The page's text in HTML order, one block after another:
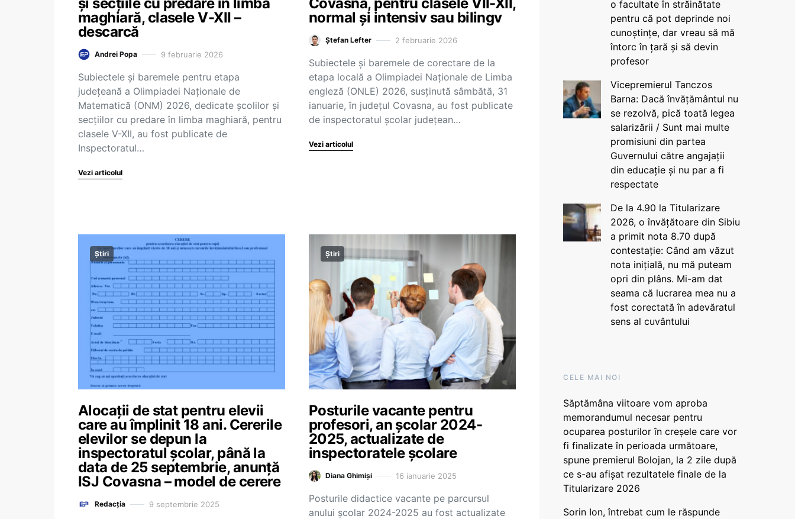
maghiară, clasele V-XII –
descarcă
Andrei Popa 9 februarie 2026
Subiectele și baremele pentru etapa
județeană a Olimpiadei Naționale de
Matematică (ONM) 2026, dedicate școlilor și
secțiilor cu predare în limba maghiară, pentru
clasele V-XII, au fost publicate de
Inspectoratul…
Vezi articolul
normal și intensiv sau bilingv
Ștefan Lefter 2 februarie 2026
Subiectele și baremele de corectare de la
etapa locală a Olimpiadei Naționale de Limba
engleză (ONLE) 2026, susținută sâmbătă, 31
ianuarie, în județul Covasna, au fost publicate
de inspectoratul școlar județean…
Vezi articolul
Știri
Alocații de stat pentru elevii
care au împlinit 18 ani. Cererile
elevilor se depun la
inspectoratul școlar, până la
data de 25 septembrie, anunță
ISJ Covasna – model de cerere
Redacția 9 septembrie 2025
Știri
Posturile vacante pentru
profesori, an școlar 2024-
2025, actualizate de
inspectoratele școlare
Diana Ghimiși 16 ianuarie 2025
Posturile didactice vacante pe parcursul
anului școlar 2024-2025 au fost actualizate
o facultate în străinătate
pentru că pot deprinde noi
cunoștințe, dar vreau să mă
întorc în țară și să devin
profesor
Vicepremierul Tanczos
Barna: Dacă învățământul nu
se rezolvă, pică toată legea
salarizării / Sunt mai multe
promisiuni din partea
Guvernului către angajații
din educație și nu par a fi
respectate
De la 4.90 la Titularizare
2026, o învățătoare din Sibiu
a primit nota 8.70 după
contestație: Când am văzut
nota inițială, nu mă puteam
opri din plâns. Mi-am dat
seama că lucrarea mea nu a
fost corectată în adevăratul
sens al cuvântului
CELE MAI NOI
Săptămâna viitoare vom aproba
memorandumul necesar pentru
ocuparea posturilor în creșele care vor
fi finalizate în perioada următoare,
spune premierul Bolojan, la 2 zile după
ce s-au afișat rezultatele finale de la
Titularizare 2026
Sorin Ion, întrebat cum le răspunde